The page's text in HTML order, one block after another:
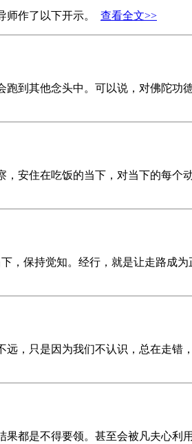
师作了以下开示。 查看全文>>
到其他念头中。可以说，对佛陀功
安住在吃饭的当下，对当下的每个
保持觉知。经行，就是让走路成
，只是因为我们不认识，总在走错
都是不得要领。甚至会被凡夫心利